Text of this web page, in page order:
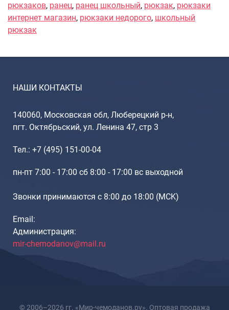
Сумки-рюкзаки на колёсах
Сумки детские
Рюкзаки городские
Рюкзаки детские
Рюкзаки туристические
Рюкзаки на колесах
ШОППЕРЫ
Кейсы
Чехлы для чемоданов
рюкзаков, ранец, ранец школьный, рюкзак, рюкзаки
интернет магазин, рюкзаки недорого, школьный
рюкзак
НАШИ КОНТАКТЫ
140060, Московская обл, Люберецкий р-н,
пгт. Октябрьский, ул. Ленина 47, стр 3
Тел.: +7 (495) 151-00-04
пн-пт 7:00 - 17:00 сб 8:00 - 17:00 вс выходной
Звонки принимаются с 8:00 до 18:00 (МCK)
Email:
Администрация:
mir-chemodanov@mail.ru
© 2006–2026 гг. «Мир-чемоданов.ру». Оптовая продажа